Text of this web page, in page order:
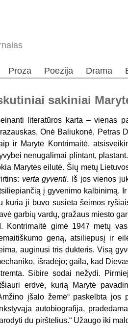
Proza Poezija Drama
sakiniai
literatūros karta – vienas
Onė Baliukonė, Petras
ir Marytė Kontrimaitė,
nenugalimai plintant,
Marytės eilutė. Šių metų
verta gyventi. Iš jos vienos
į gyvenimo kalbinimą.
kuria ji buvo susieta šeimos
garbių vardų, gražaus miesto
Kontrimaitė gimė 1947 metų
geną, atsiliepusį ir
auginusi tris dukteris. Visą
išradėjo; gaila, kad
Sibire sodai nežydi.
erdvė, kurią Marytė
įšalo žemė“ paskelbta jos
autobiografija,
du pirštelius.“ Užaugo iki